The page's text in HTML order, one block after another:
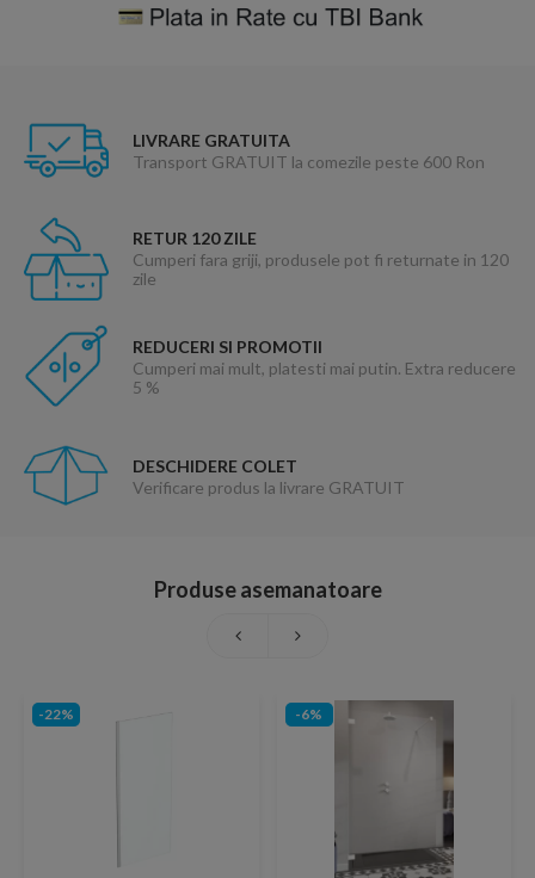
LIVRARE GRATUITA
Transport GRATUIT la comezile peste 600 Ron
RETUR 120 ZILE
Cumperi fara griji, produsele pot fi returnate in 120
zile
REDUCERI SI PROMOTII
Cumperi mai mult, platesti mai putin. Extra reducere
5 %
DESCHIDERE COLET
Verificare produs la livrare GRATUIT
Produse asemanatoare
-22% -6%